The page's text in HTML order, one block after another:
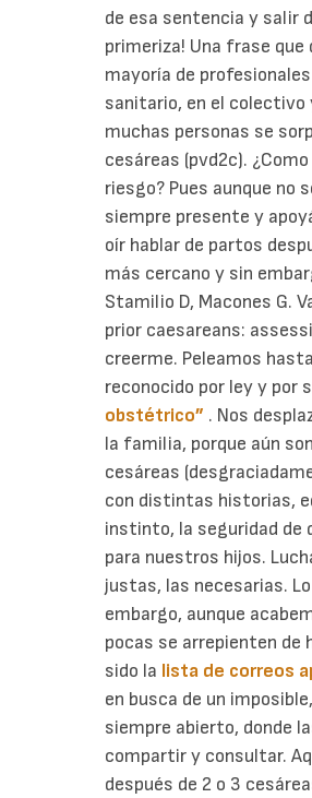
de esa sentencia y salir
primeriza! Una frase
mayoría de
sanitario, en el
muchas personas se
cesáreas (pvd2c).
riesgo? Pues aunque no
siempre presente y
oír hablar de partos
más cercano y sin
Stamilio D, Macones G.
prior caesareans:
creerme. Peleamos
reconocido por ley y por
obstétrico” . Nos
la familia, porque aún
cesáreas
con distintas historias,
instinto, la seguridad de
para nuestros hijos.
justas, las necesarias.
embargo, aunque
pocas se arrepienten de
sido la lista de correos
en busca de un
siempre abierto, donde
compartir y consultar.
después de 2 o 3